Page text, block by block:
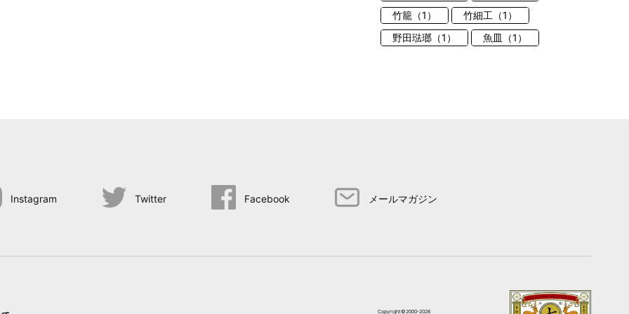
竹籠（1）
竹細工（1）
野田琺瑯（1）
魚皿（1）
Instagram Twitter Facebook メールマガジン
Copyright©2000-2026